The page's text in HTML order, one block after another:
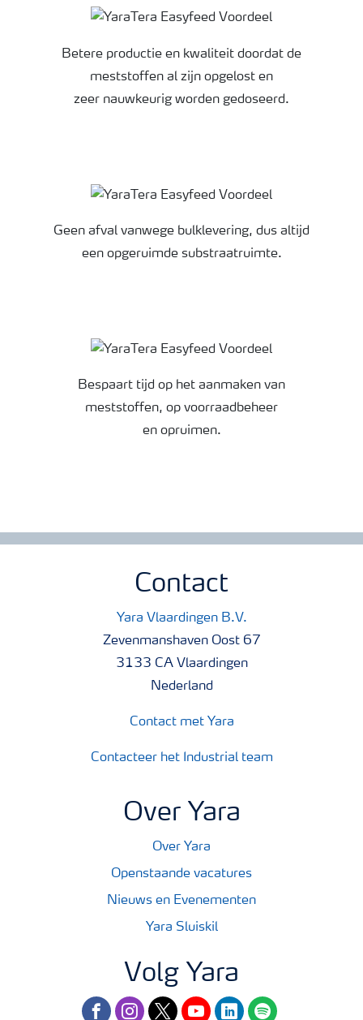
YaraTera glastuinbouwmeststoffen
Betere productie en kwaliteit doordat de
meststoffen al zijn opgelost en
zeer nauwkeurig worden gedoseerd.
Geen afval vanwege bulklevering, dus altijd
een opgeruimde substraatruimte.
Bespaart tijd op het aanmaken van
meststoffen, op voorraadbeheer
en opruimen.
Contact
Yara Vlaardingen B.V.
Zevenmanshaven Oost 67
3133 CA Vlaardingen
Nederland
Contact met Yara
Contacteer het Industrial team
Over Yara
Over Yara
Openstaande vacatures
Nieuws en Evenementen
Yara Sluiskil
Volg Yara
facebookinstagram
twitteryoutubelinkedinspotify